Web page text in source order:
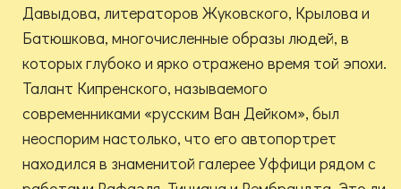
Давыдова, литераторов Жуковского, Крылова и
Батюшкова, многочисленные образы людей, в
которых глубоко и ярко отражено время той эпохи.
Талант Кипренского, называемого
современниками «русским Ван Дейком», был
неоспорим настолько, что его автопортрет
находился в знаменитой галерее Уффици рядом с